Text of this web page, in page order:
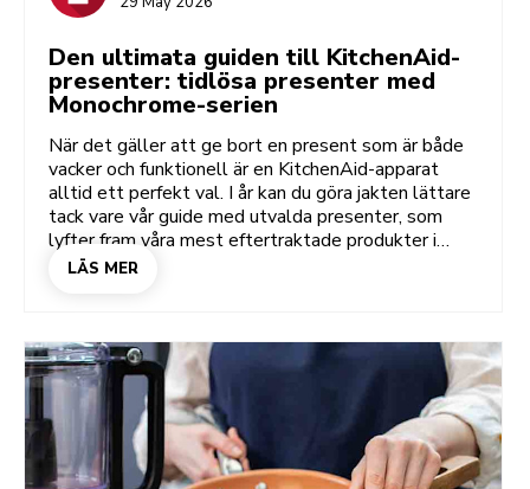
Den ultimata guiden till KitchenAid-
presenter: tidlösa presenter med
Monochrome-serien
När det gäller att ge bort en present som är både
vacker och funktionell är en KitchenAid-apparat
alltid ett perfekt val. I år kan du göra jakten lättare
tack vare vår guide med utvalda presenter, som
lyfter fram våra mest eftertraktade produkter i
klassiska enfärgade serier. De här tidlösa nyanserna
LÄS MER